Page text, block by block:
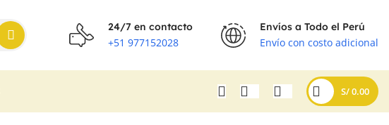
24/7 en contacto
+51 977152028
Envíos a Todo el Perú
Envío con costo adicional
S/0.00